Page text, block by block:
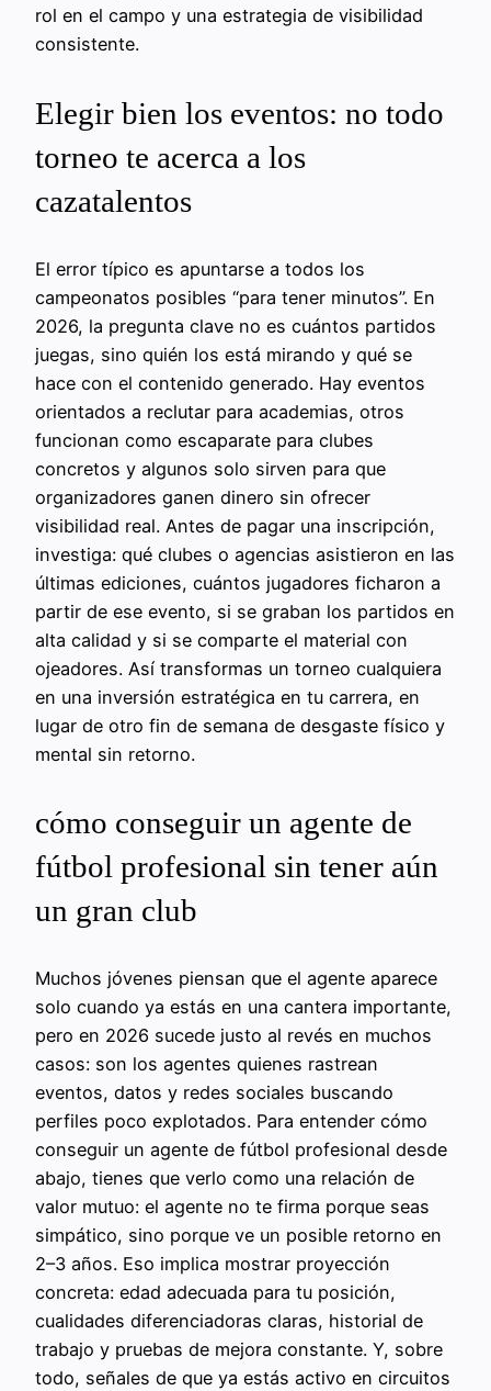
rol en el campo y una estrategia de visibilidad
consistente.
Elegir bien los eventos: no todo
torneo te acerca a los
cazatalentos
El error típico es apuntarse a todos los
campeonatos posibles “para tener minutos”. En
2026, la pregunta clave no es cuántos partidos
juegas, sino quién los está mirando y qué se
hace con el contenido generado. Hay eventos
orientados a reclutar para academias, otros
funcionan como escaparate para clubes
concretos y algunos solo sirven para que
organizadores ganen dinero sin ofrecer
visibilidad real. Antes de pagar una inscripción,
investiga: qué clubes o agencias asistieron en las
últimas ediciones, cuántos jugadores ficharon a
partir de ese evento, si se graban los partidos en
alta calidad y si se comparte el material con
ojeadores. Así transformas un torneo cualquiera
en una inversión estratégica en tu carrera, en
lugar de otro fin de semana de desgaste físico y
mental sin retorno.
cómo conseguir un agente de
fútbol profesional sin tener aún
un gran club
Muchos jóvenes piensan que el agente aparece
solo cuando ya estás en una cantera importante,
pero en 2026 sucede justo al revés en muchos
casos: son los agentes quienes rastrean
eventos, datos y redes sociales buscando
perfiles poco explotados. Para entender cómo
conseguir un agente de fútbol profesional desde
abajo, tienes que verlo como una relación de
valor mutuo: el agente no te firma porque seas
simpático, sino porque ve un posible retorno en
2–3 años. Eso implica mostrar proyección
concreta: edad adecuada para tu posición,
cualidades diferenciadoras claras, historial de
trabajo y pruebas de mejora constante. Y, sobre
todo, señales de que ya estás activo en circuitos